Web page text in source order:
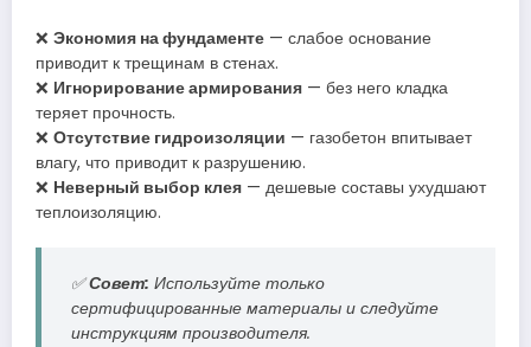
❌ Экономия на фундаменте — слабое основание
приводит к трещинам в стенах.
❌ Игнорирование армирования — без него кладка
теряет прочность.
❌ Отсутствие гидроизоляции — газобетон впитывает
влагу, что приводит к разрушению.
❌ Неверный выбор клея — дешевые составы ухудшают
теплоизоляцию.
✅Совет: Используйте только
сертифицированные материалы и следуйте
инструкциям производителя.